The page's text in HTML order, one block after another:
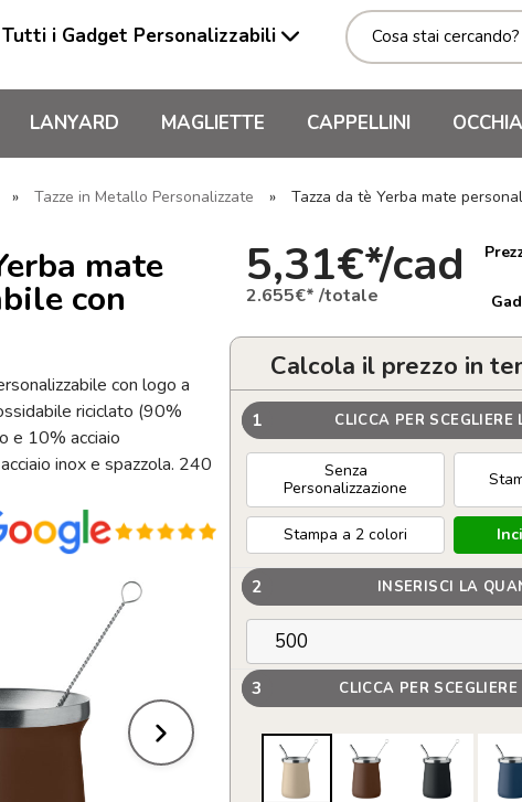
Tutti i Gadget Personalizzabili
LANYARD MAGLIETTE CAPPELLINI
» Tazze in Metallo Personalizzate » Tazza da tè Yerba mate
mate
con
con logo a
riciclato (90%
e 10% acciaio
inox e spazzola. 240
5,31€*/cad
2.655€* /totale
Calcola il prezzo in
1 CLICCA PER SCEGLIERE
Senza
Personalizzazione
Stampa a 2 colori
2 INSERISCI LA
3 CLICCA PER SCEGLIERE